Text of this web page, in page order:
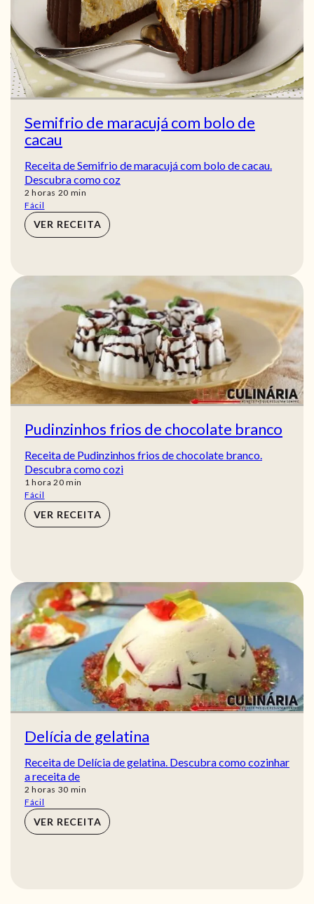
Semifrio de maracujá com bolo de
cacau
Receita de Semifrio de maracujá com bolo de cacau.
Descubra como coz
2 horas
horas 20 min
min
Fácil
VER RECEITA
Pudinzinhos frios de chocolate branco
Receita de Pudinzinhos frios de chocolate branco.
Descubra como cozi
1 hora
hora 20min
min
Fácil
VER RECEITA
Delícia de gelatina
Receita de Delícia de gelatina. Descubra como cozinhar
a receita de
2 horas
horas 30 min
min
Fácil
VER RECEITA